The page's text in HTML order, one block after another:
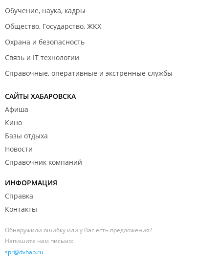
Обучение, наука, кадры
Общество, Государство, ЖКХ
Охрана и безопасность
Связь и IT технологии
Справочные, оперативные и экстренные службы
САЙТЫ ХАБАРОВСКА
Афиша
Кино
Базы отдыха
Новости
Справочник компаний
ИНФОРМАЦИЯ
Справка
Контакты
Обнаружили ошибку или у Вас есть предложения?
Напишите нам письмо:
spr@dvhab.ru